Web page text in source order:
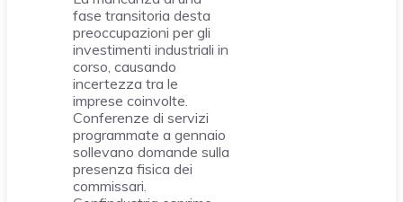
fase transitoria desta
preoccupazioni per gli
investimenti industriali in
corso, causando
incertezza tra le
imprese coinvolte.
Conferenze di servizi
programmate a gennaio
sollevano domande sulla
presenza fisica dei
commissari.